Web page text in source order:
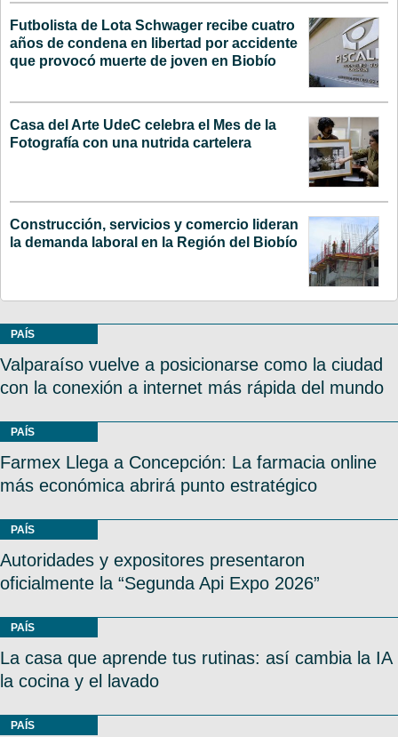
Futbolista de Lota Schwager recibe cuatro
años de condena en libertad por accidente
que provocó muerte de joven en Biobío
Casa del Arte UdeC celebra el Mes de la
Fotografía con una nutrida cartelera
Construcción, servicios y comercio lideran
la demanda laboral en la Región del Biobío
PAÍS
Valparaíso vuelve a posicionarse como la ciudad
con la conexión a internet más rápida del mundo
PAÍS
Farmex Llega a Concepción: La farmacia online
más económica abrirá punto estratégico
PAÍS
Autoridades y expositores presentaron
oficialmente la “Segunda Api Expo 2026”
PAÍS
La casa que aprende tus rutinas: así cambia la IA
la cocina y el lavado
PAÍS